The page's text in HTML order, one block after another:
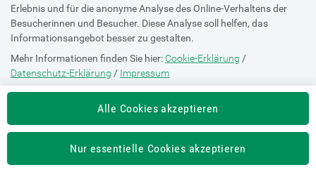
Erlebnis und für die anonyme Analyse des Online-Verhaltens der
Besucherinnen und Besucher. Diese Analyse soll helfen, das
Informationsangebot besser zu gestalten.
Mehr Informationen finden Sie hier: Cookie-Erklärung /
Datenschutz-Erklärung / Impressum
Die Einstellung können Sie jederzeit auf der Seite "Cookie-Erklärung"
Alle Cookies akzeptieren
Nur essentielle Cookies akzeptieren